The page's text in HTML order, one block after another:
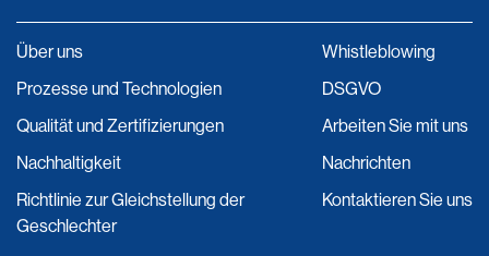
Über uns
Prozesse und Technologien
Qualität und Zertifizierungen
Nachhaltigkeit
Richtlinie zur Gleichstellung der
Geschlechter
Whistleblowing
DSGVO
Arbeiten Sie mit uns
Nachrichten
Kontaktieren Sie uns